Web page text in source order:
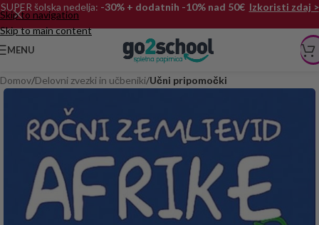
Skip to navigation
Skip to main content
SUPER šolska nedelja: -30% + dodatnih -10% nad 50€ Izkoristi zdaj >
MENU
Domov Delovni zvezki in učbeniki Učni pripomočki